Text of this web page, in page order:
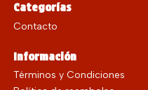
Categorías
Contacto
Información
Términos y Condiciones